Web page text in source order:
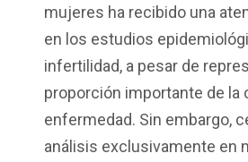
mujeres ha recibido una
en los estudios
infertilidad, a pesar de
proporción importante de la
enfermedad. Sin embargo,
análisis exclusivamente en